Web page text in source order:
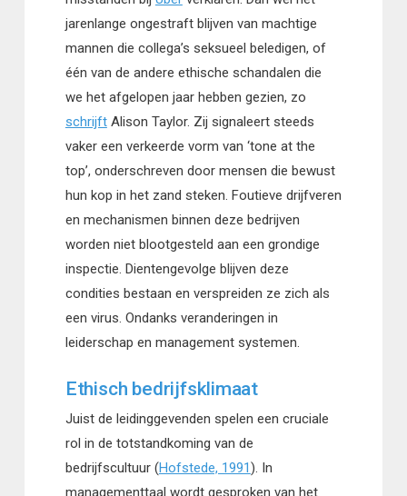
jarenlange ongestraft blijven van machtige
mannen die collega’s seksueel beledigen, of
één van de andere ethische schandalen die
we het afgelopen jaar hebben gezien, zo
schrijftAlison Taylor. Zij signaleert steeds
vaker een verkeerde vorm van ‘tone at the
top’, onderschreven door mensen die bewust
hun kop in het zand steken. Foutieve drijfveren
en mechanismen binnen deze bedrijven
worden niet blootgesteld aan een grondige
inspectie. Dientengevolge blijven deze
condities bestaan en verspreiden ze zich als
een virus. Ondanks veranderingen in
leiderschap en management systemen.
Ethisch bedrijfsklimaat
Juist de leidinggevenden spelen een cruciale
rol in de totstandkoming van de
bedrijfscultuur (Hofstede, 1991). In